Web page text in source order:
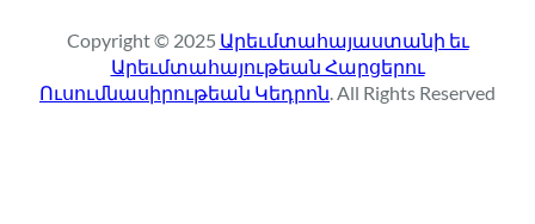
c
h
Copyright © 2025 Արեւմտահայաստանի եւ
Արեւմտահայութեան Հարցերու
Ուսումնասիրութեան Կեդրոն. All Rights Reserved